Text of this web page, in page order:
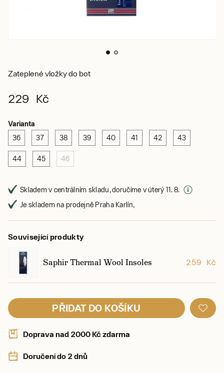
Zateplené vložky do bot
229 Kč
Varianta
36 37 38 39 40 41 42 43
44 45 46
Skladem v centrálním skladu, doručíme v úterý 11. 8.
Je skladem na prodejně Praha Karlín,
Související produkty
Saphir Thermal Wool Insoles 259 Kč
PŘIDAT DO KOŠÍKU
Doprava nad 2000 Kč zdarma
Doručení do 2 dnů